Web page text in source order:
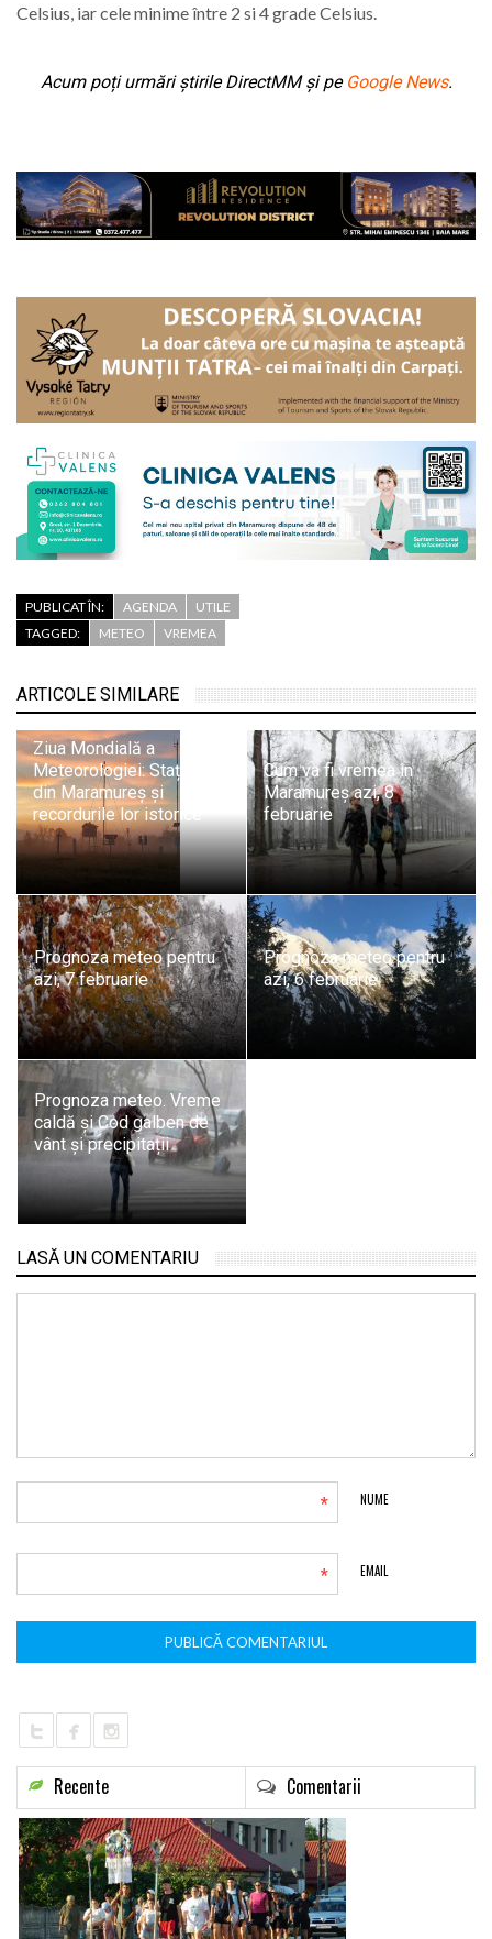
Celsius, iar cele minime între 2 si 4 grade Celsius.
Acum poți urmări știrile DirectMM și pe Google News.
PUBLICAT ÎN: AGENDA
UTILE
TAGGED:
METEO VREMEA
ARTICOLE SIMILARE
Ziua Mondială a
Meteorologiei: Stațiile
din Maramureș și
recordurile lor istorice
Cum va fi vremea în
Maramureș azi, 8
februarie
Prognoza meteo pentru
azi, 7 februarie
Prognoza meteo pentru
azi, 6 februarie
Prognoza meteo. Vreme
caldă și Cod galben de
vânt și precipitații
LASĂ UN COMENTARIU
NUME
*
EMAIL
*
Recente Comentarii